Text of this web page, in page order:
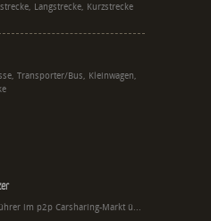
Langstrecke, Kurzstrecke
Transporter/Bus, Kleinwagen,
im p2p Carsharing-Markt ü...